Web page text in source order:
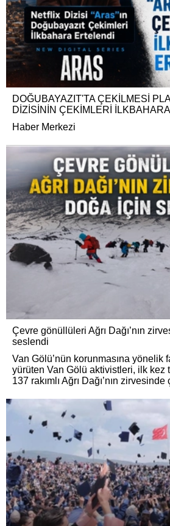
DOĞUBAYAZIT'TA ÇEKİLMESİ
DİZİSİNİN ÇEKİMLERİ
Haber Merkezi
Çevre gönüllüleri Ağrı Dağı’nın
seslendi
Van Gölü’nün korunmasına yönelik
yürüten Van Gölü aktivistleri, ilk kez
137 rakımlı Ağrı Dağı’nın